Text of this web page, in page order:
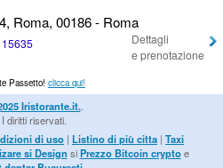
Roma, 00186 - Roma
15635
Dettagli
e prenotazione
Passetto! clicca qui!
Iristorante.it..
diritti riservati.
di uso | Listino di più citta | Taxi
si Design siPrezzo Bitcoin cryptoe